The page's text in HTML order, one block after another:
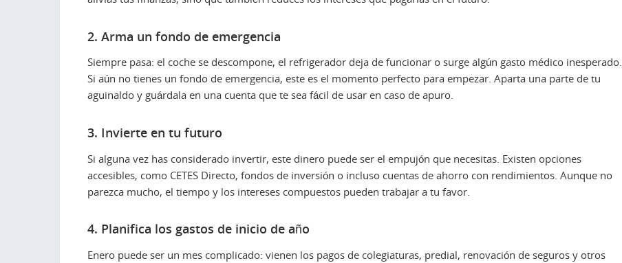
2. Arma un fondo de emergencia
Siempre pasa: el coche se descompone, el refrigerador deja de funcionar o surge algún gasto médico inesperado.
Si aún no tienes un fondo de emergencia, este es el momento perfecto para empezar. Aparta una parte de tu
aguinaldo y guárdala en una cuenta que te sea fácil de usar en caso de apuro.
3. Invierte en tu futuro
Si alguna vez has considerado invertir, este dinero puede ser el empujón que necesitas. Existen opciones
accesibles, como CETES Directo, fondos de inversión o incluso cuentas de ahorro con rendimientos. Aunque no
parezca mucho, el tiempo y los intereses compuestos pueden trabajar a tu favor.
4. Planifica los gastos de inicio de año
Enero puede ser un mes complicado: vienen los pagos de colegiaturas, predial, renovación de seguros y otros